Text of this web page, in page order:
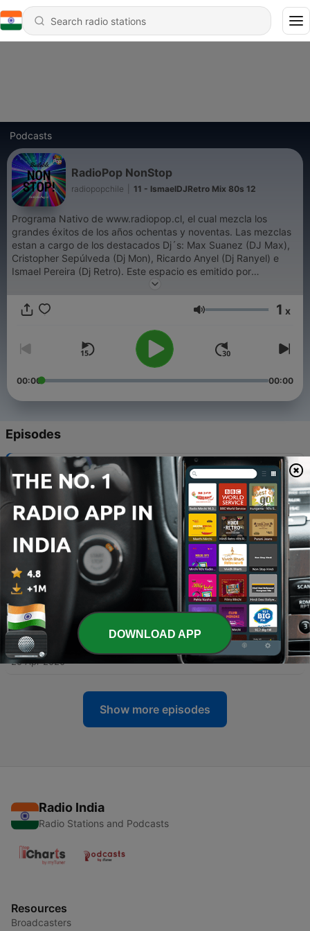
Podcasts
RadioPop NonStop
radiopopchile 11 - IsmaelDJRetro Mix 80s 12
Programa Nativo de www.radiopop.cl, el cual mezcla los
grandes éxitos de los años ochentas y noventas. Las mezclas
estan a cargo de los destacados Dj´s: Max Suanez (DJ Max),
Cristopher Sepúlveda (Dj Mon), Ricardo Anyel (Dj Ranyel) e
Ismael Pereira (Dj Retro). Este espacio es emitido por
radiopop.cl los días Viernes, Sábado y vísperas de días
Volume 1 x
00:00 00:00
Episodes
IsmaelDJRetro Mix 80s 12
06 Jun 2020
10 - RadioPop Non Stop 10 DJ Max
9 - RadioPop Non Stop 09 DJ Ranyel
25 Apr 2020
RadioPop Non Stop 08 DJ Ranyel
25 Apr 2020
7 - RadioPop Non Stop 07 DJ Retro
25 Apr 2020
Show more episodes
Radio India
Radio Stations and Podcasts
Resources
Broadcasters
DOWNLOAD APP